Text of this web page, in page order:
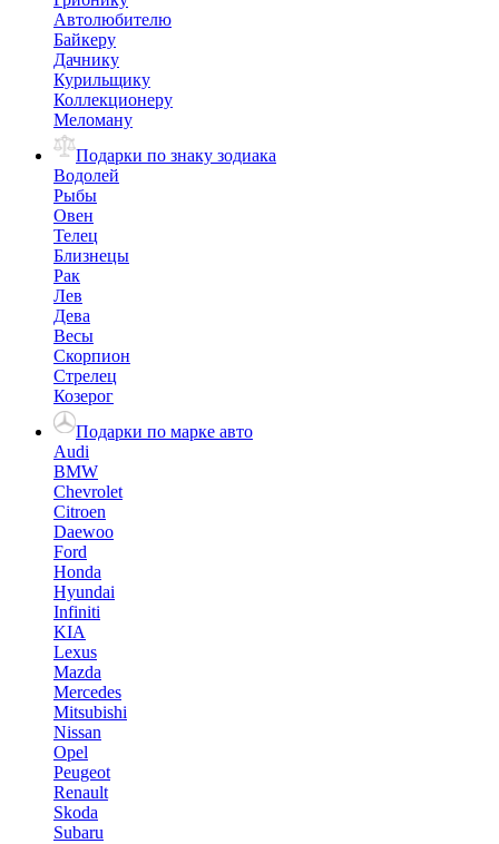
Автолюбителю
Байкеру
Дачнику
Курильщику
Коллекционеру
Меломану
Подарки по знаку зодиака
Водолей
Рыбы
Овен
Телец
Близнецы
Рак
Лев
Дева
Весы
Скорпион
Стрелец
Козерог
Подарки по марке авто
Audi
BMW
Chevrolet
Citroen
Daewoo
Ford
Honda
Hyundai
Infiniti
KIA
Lexus
Mazda
Mercedes
Mitsubishi
Nissan
Opel
Peugeot
Renault
Skoda
Subaru